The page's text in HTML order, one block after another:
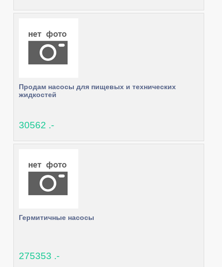
Продам насосы для пищевых и технических
жидкостей
30562 .-
Гермитичные насосы
275353 .-